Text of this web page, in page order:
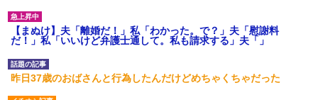
【まぬけ】夫「離婚だ！」私「わかった。で？」夫「慰謝料
だ！」私「いいけど弁護士通して。私も請求する」夫「」
昨日37歳のおばさんと行為したんだけどめちゃくちゃだった